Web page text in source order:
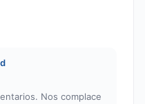
Nos complace